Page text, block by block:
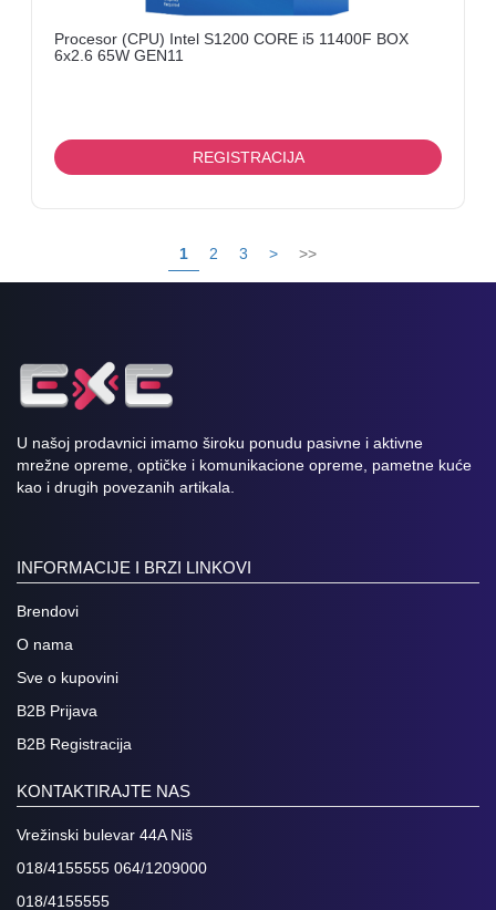
Procesor (CPU) Intel S1200 CORE i5 11400F BOX
6x2.6 65W GEN11
REGISTRACIJA
1 2 3 > >>
U našoj prodavnici imamo široku ponudu pasivne i aktivne
mrežne opreme, optičke i komunikacione opreme, pametne kuće
kao i drugih povezanih artikala.
INFORMACIJE I BRZI LINKOVI
Brendovi
O nama
Sve o kupovini
B2B Prijava
B2B Registracija
KONTAKTIRAJTE NAS
Vrežinski bulevar 44A Niš
018/4155555 064/1209000
018/4155555